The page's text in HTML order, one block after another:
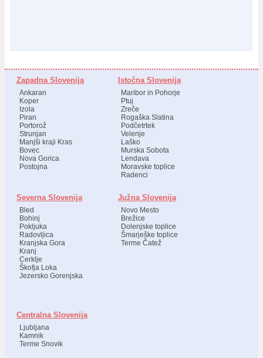
Zapadna Slovenija
Ankaran
Koper
Izola
Piran
Portorož
Strunjan
Manjši kraji Kras
Bovec
Nova Gorica
Postojna
Istočna Slovenija
Maribor in Pohorje
Ptuj
Zreče
Rogaška Slatina
Podčetrtek
Velenje
Laško
Murska Sobota
Lendava
Moravske toplice
Radenci
Severna Slovenija
Bled
Bohinj
Pokljuka
Radovljica
Kranjska Gora
Kranj
Cerklje
Škofja Loka
Jezersko Gorenjska
Južna Slovenija
Novo Mesto
Brežice
Dolenjske toplice
Šmarješke toplice
Terme Čatež
Centralna Slovenija
Ljubljana
Kamnik
Terme Snovik